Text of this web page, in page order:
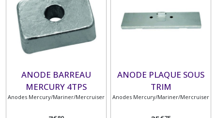
ANODE BARREAU
MERCURY 4TPS
Anodes Mercury/Mariner/Mercruiser
ANODE PLAQUE SOUS
TRIM
Anodes Mercury/Mariner/Mercruiser